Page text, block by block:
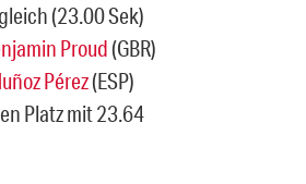
(23.00 Sek)
Proud(GBR)
Pérez(ESP)
Platz mit 23.64